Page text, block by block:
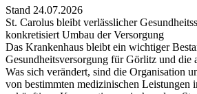
Stand 24.07.2026
St. Carolus bleibt verlässlicher
konkretisiert Umbau der Versorgung
Das Krankenhaus bleibt ein wichtiger
Gesundheitsversorgung für Görlitz und die
Was sich verändert, sind die Organisation
von bestimmten medizinischen Leistungen